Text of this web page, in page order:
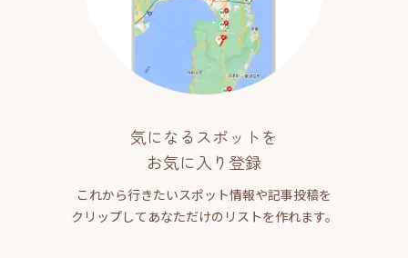
気になるスポットを
お気に入り登録
これから行きたいスポット情報や記事投稿を
クリップしてあなただけのリストを作れます。